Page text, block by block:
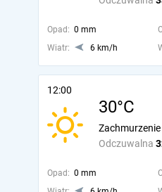
Opad: 0 mm
Wiatr:
6 km/h
12:00
30°C
Odczuwalna
Zachmurzenie
Opad: 0 mm